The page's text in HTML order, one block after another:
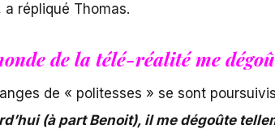
a répliqué Thomas.
de la télé-réalité me
de « politesses » se sont
(à part Benoit), il me dégoûte